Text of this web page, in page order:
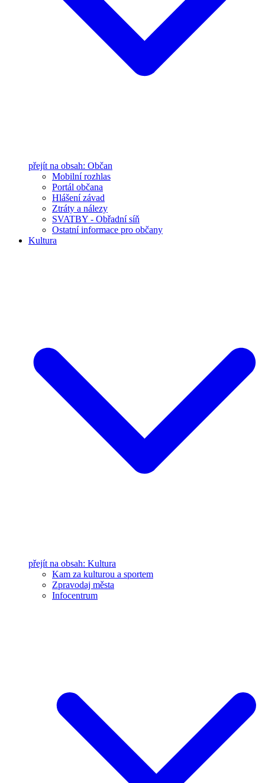
přejít na obsah: Občan
Mobilní rozhlas
Portál občana
Hlášení závad
Ztráty a nálezy
SVATBY - Obřadní síň
Ostatní informace pro občany
Kultura
přejít na obsah: Kultura
Kam za kulturou a sportem
Zpravodaj města
Infocentrum